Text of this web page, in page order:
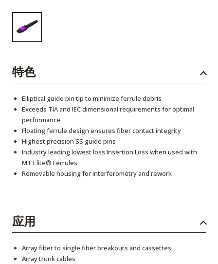
特色
Elliptical guide pin tip to minimize ferrule debris
Exceeds TIA and IEC dimensional requirements for optimal
performance
Floating ferrule design ensures fiber contact integrity
Highest precision SS guide pins
Industry leading lowest loss Insertion Loss when used with
MT Elite® Ferrules
Removable housing for interferometry and rework
应用
Array fiber to single fiber breakouts and cassettes
Array trunk cables